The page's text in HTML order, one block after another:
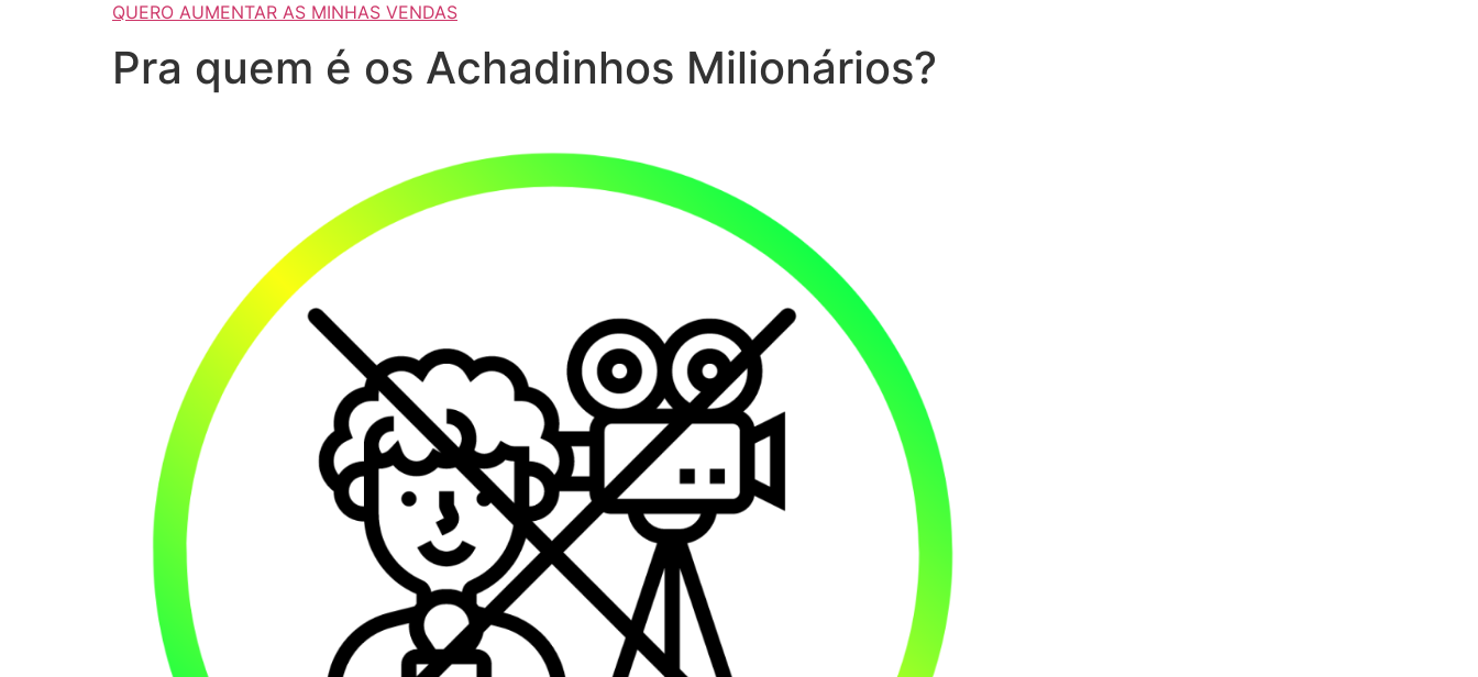
QUERO AUMENTAR AS MINHAS VENDAS
Pra quem é os Achadinhos Milionários?